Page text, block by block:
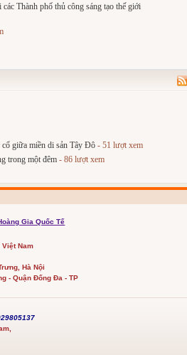
Thành phố thủ công sáng tạo thế giới
giữa miền di sản Tây Đô - 51 lượt xem
trong một đêm - 86 lượt xem
Gia Quốc Tế
Việt Nam
Hà Nội
- Quận Đống Đa - TP